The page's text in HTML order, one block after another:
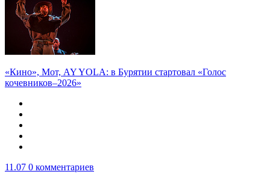
«Кино», Мот, AY YOLA: в Бурятии стартовал «Голос
кочевников–2026»
11.07 0 комментариев